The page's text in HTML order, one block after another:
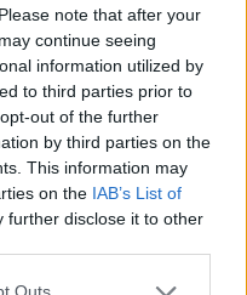
note that after your
continue seeing
information utilized by
to third parties prior to
out of the further
by third parties on the
This information may
on the IAB’s List of
further disclose it to other
1 (50%)